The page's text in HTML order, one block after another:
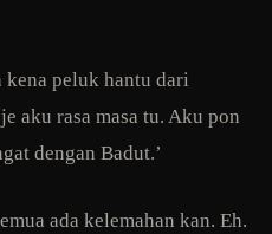
peluk hantu dari
aku rasa masa tu. Aku pon
dengan Badut.’
ada kelemahan kan. Eh.